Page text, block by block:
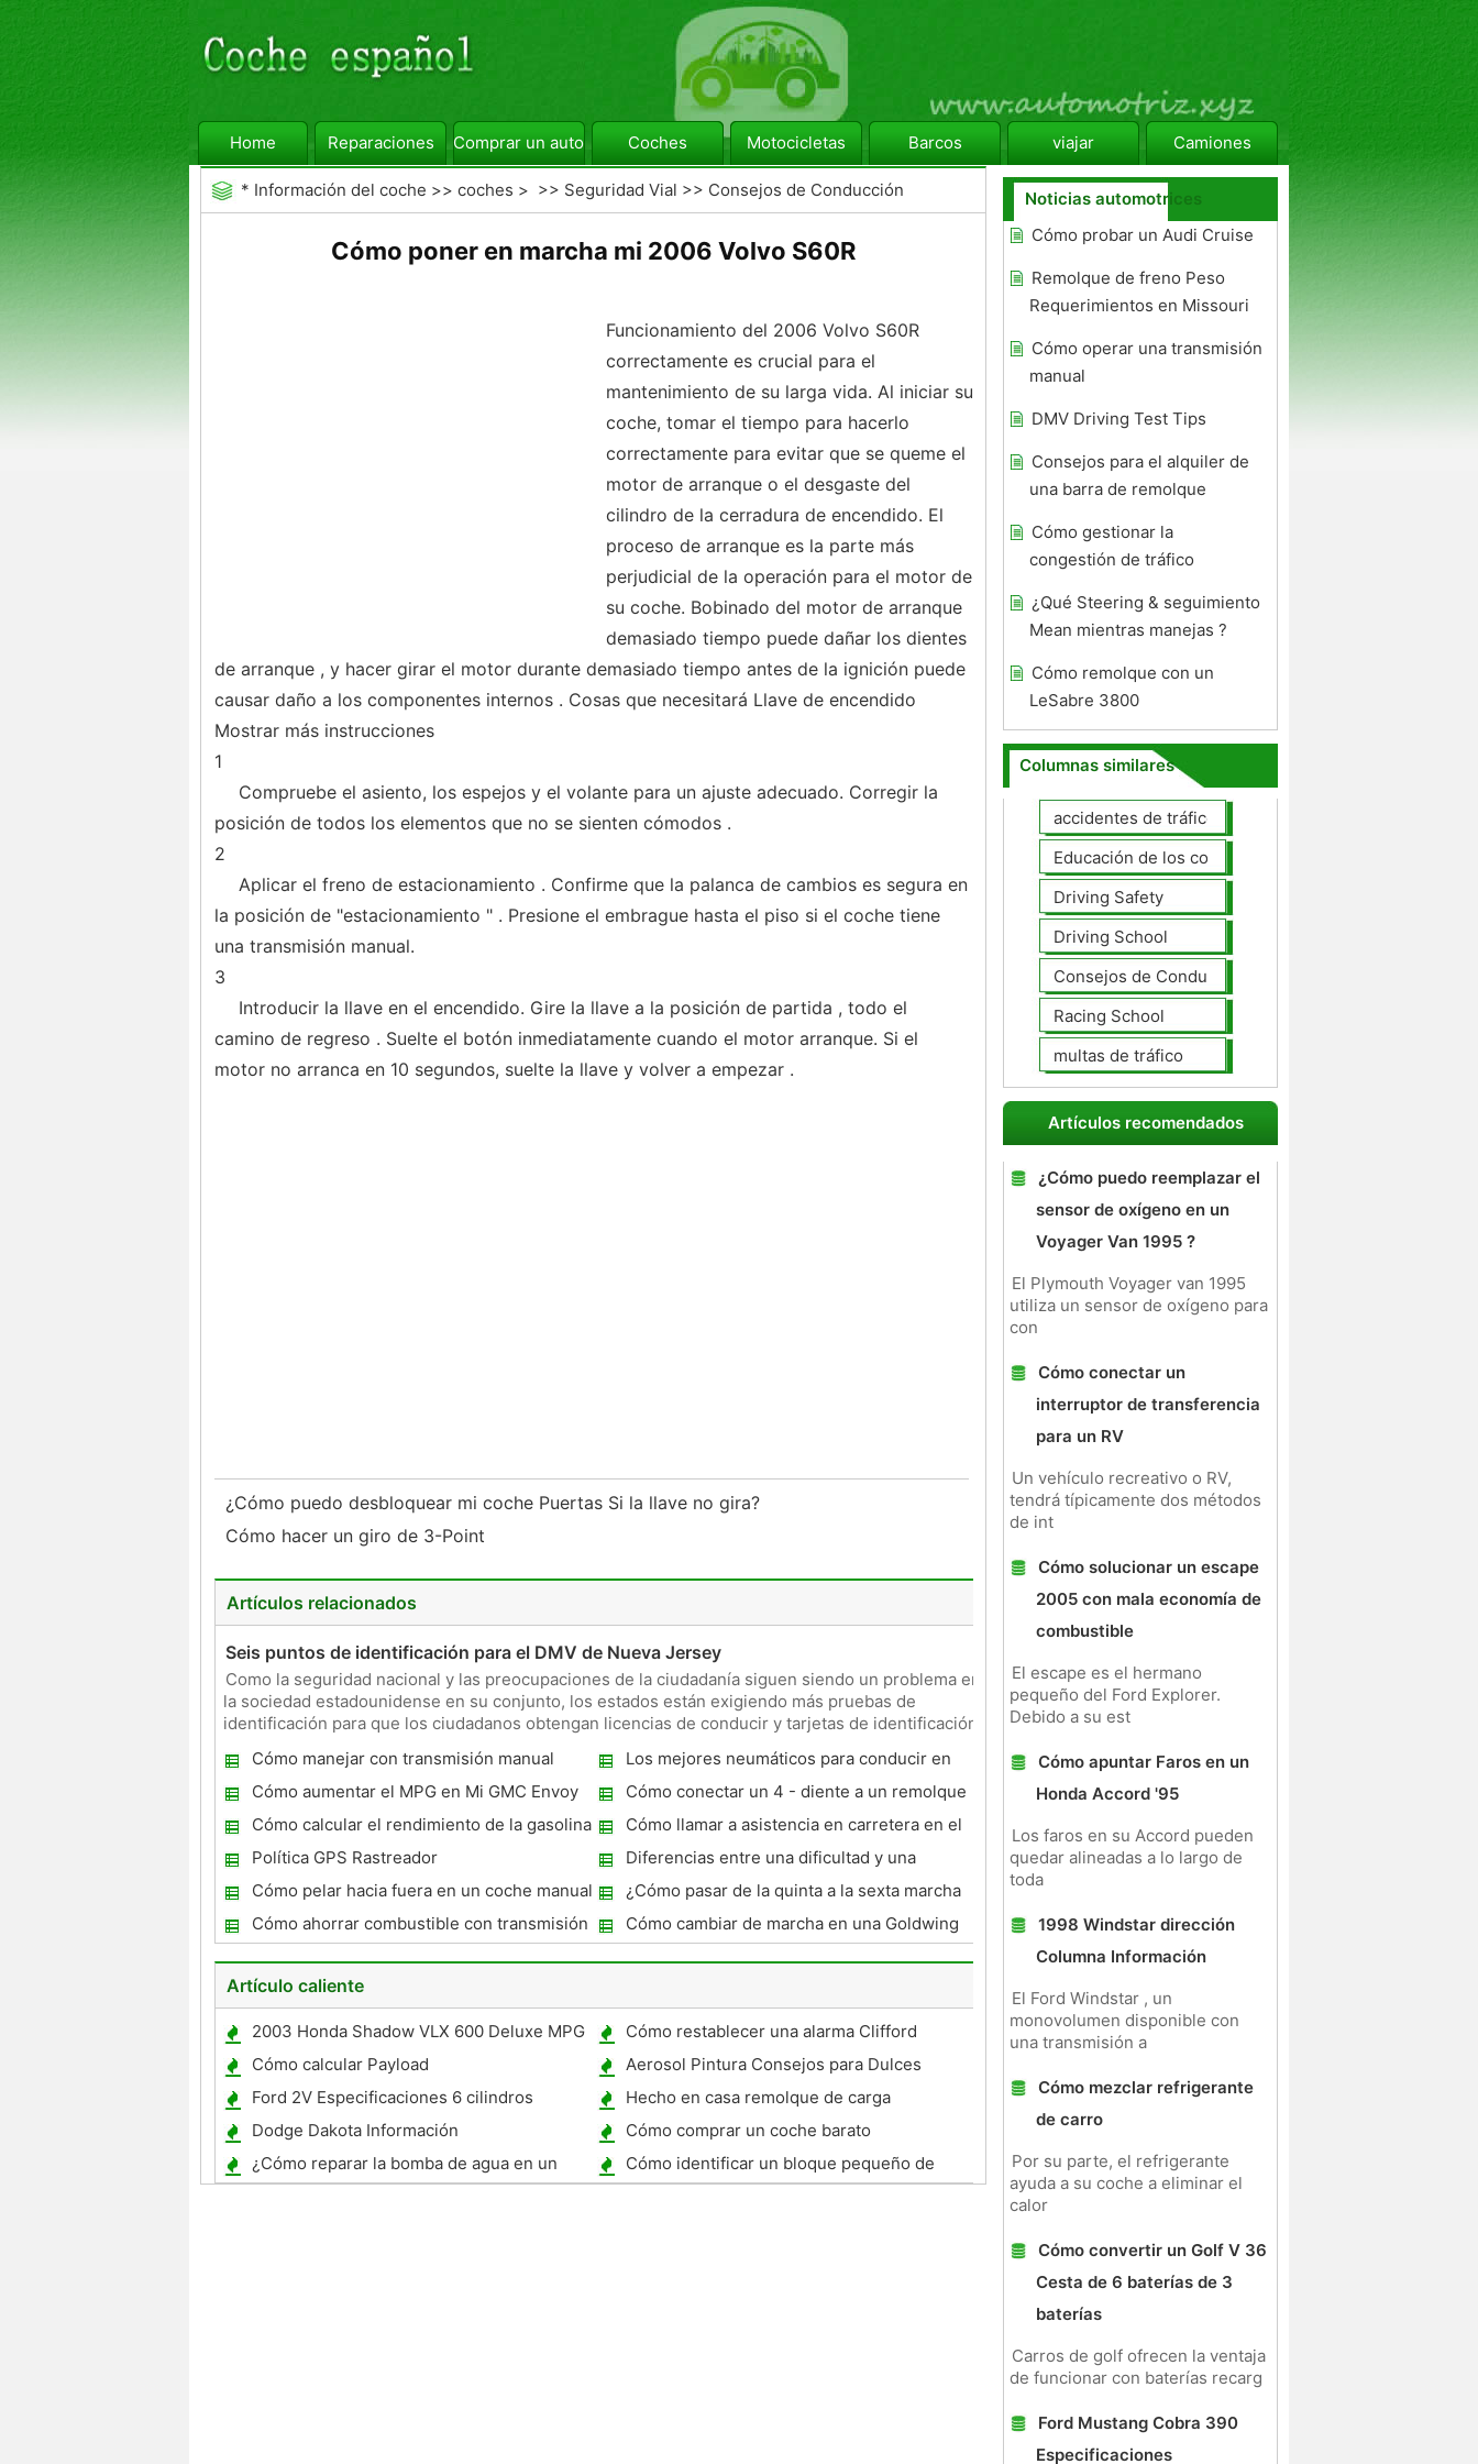
Home Reparaciones Comprar un automóvil Coches Motocicletas Barcos viajar Camiones
* Información del coche >> coches > >> Seguridad Vial >> Consejos de Conducción
Cómo poner en marcha mi 2006 Volvo S60R
Funcionamiento del 2006 Volvo S60R
correctamente es crucial para el
mantenimiento de su larga vida. Al iniciar su
coche, tomar el tiempo para hacerlo
correctamente para evitar que se queme el
motor de arranque o el desgaste del
cilindro de la cerradura de encendido. El
proceso de arranque es la parte más
perjudicial de la operación para el motor de
su coche. Bobinado del motor de arranque
demasiado tiempo puede dañar los dientes
de arranque , y hacer girar el motor durante demasiado tiempo antes de la ignición puede
causar daño a los componentes internos . Cosas que necesitará Llave de encendido
Mostrar más instrucciones
1
Compruebe el asiento, los espejos y el volante para un ajuste adecuado. Corregir la
posición de todos los elementos que no se sienten cómodos .
2
Aplicar el freno de estacionamiento . Confirme que la palanca de cambios es segura en
la posición de "estacionamiento " . Presione el embrague hasta el piso si el coche tiene
una transmisión manual.
3
Introducir la llave en el encendido. Gire la llave a la posición de partida , todo el
camino de regreso . Suelte el botón inmediatamente cuando el motor arranque. Si el
motor no arranca en 10 segundos, suelte la llave y volver a empezar .
¿Cómo puedo desbloquear mi coche Puertas Si la llave no gira?
Cómo hacer un giro de 3-Point
Artículos relacionados
Seis puntos de identificación para el DMV de Nueva Jersey
Como la seguridad nacional y las preocupaciones de la ciudadanía siguen siendo un problema en
la sociedad estadounidense en su conjunto, los estados están exigiendo más pruebas de
identificación para que los ciudadanos obtengan licencias de conducir y tarjetas de identificación
Cómo manejar con transmisión manual
cuesta arriba
Los mejores neumáticos para conducir en
hielo
Cómo aumentar el MPG en Mi GMC Envoy
Cómo conectar un 4 - diente a un remolque
de 6 Prong Plug
Cómo calcular el rendimiento de la gasolina
Cómo llamar a asistencia en carretera en el
teléfono celular
Política GPS Rastreador
Diferencias entre una dificultad y una
Licencia Permiso
Cómo pelar hacia fuera en un coche manual
¿Cómo pasar de la quinta a la sexta marcha
en un 350Z
Cómo ahorrar combustible con transmisión
automática Coche
Cómo cambiar de marcha en una Goldwing
GL1100
Artículo caliente
2003 Honda Shadow VLX 600 Deluxe MPG
Especificaciones
Cómo restablecer una alarma Clifford
Cómo calcular Payload
Aerosol Pintura Consejos para Dulces
colores
Ford 2V Especificaciones 6 cilindros
Hecho en casa remolque de carga
Dodge Dakota Información
Cómo comprar un coche barato
¿Cómo reparar la bomba de agua en un
1998 Ford Explorer 5.0
Cómo identificar un bloque pequeño de
Chevy Motor
Noticias automotrices
Cómo probar un Audi Cruise
Remolque de freno Peso
Requerimientos en Missouri
Cómo operar una transmisión
manual
DMV Driving Test Tips
Consejos para el alquiler de
una barra de remolque
Cómo gestionar la
congestión de tráfico
¿Qué Steering & seguimiento
Mean mientras manejas ?
Cómo remolque con un
LeSabre 3800
Columnas similares
accidentes de tráfico
Educación de los conductores
Driving Safety
Driving School
Consejos de Conducción
Racing School
multas de tráfico
Artículos recomendados
¿Cómo puedo reemplazar el
sensor de oxígeno en un
Voyager Van 1995 ?
El Plymouth Voyager van 1995
utiliza un sensor de oxígeno para
con
Cómo conectar un
interruptor de transferencia
para un RV
Un vehículo recreativo o RV,
tendrá típicamente dos métodos
de int
Cómo solucionar un escape
2005 con mala economía de
combustible
El escape es el hermano
pequeño del Ford Explorer.
Debido a su est
Cómo apuntar Faros en un
Honda Accord '95
Los faros en su Accord pueden
quedar alineadas a lo largo de
toda
1998 Windstar dirección
Columna Información
El Ford Windstar , un
monovolumen disponible con
una transmisión a
Cómo mezclar refrigerante
de carro
Por su parte, el refrigerante
ayuda a su coche a eliminar el
calor
Cómo convertir un Golf V 36
Cesta de 6 baterías de 3
baterías
Carros de golf ofrecen la ventaja
de funcionar con baterías recarg
Ford Mustang Cobra 390
Especificaciones